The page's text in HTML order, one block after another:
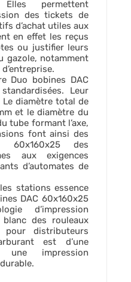
permettent
des tickets de
d’achat utiles aux
en effet les reçus
ou justifier leurs
gazole, notamment
Duo bobines DAC
Leur
diamètre total de
et le diamètre du
tube formant l’axe,
font ainsi des
60x160x25 des
aux exigences
d’automates de
stations essence
DAC 60x160x25
d’impression
des rouleaux
pour distributeurs
est d’une
une impression